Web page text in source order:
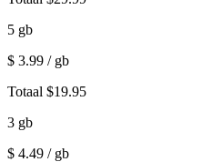
5 gb
$ 3.99 / gb
Totaal $19.95
3 gb
$ 4.49 / gb